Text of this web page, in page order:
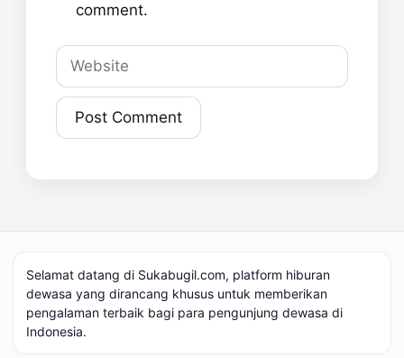
comment.
Website
Selamat datang di Sukabugil.com, platform hiburan
dewasa yang dirancang khusus untuk memberikan
pengalaman terbaik bagi para pengunjung dewasa di
Indonesia.